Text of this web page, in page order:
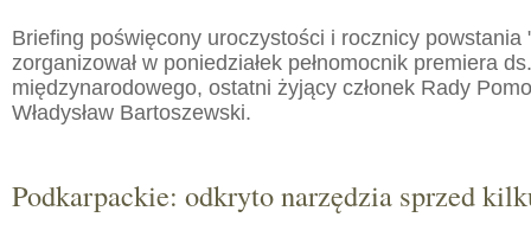
Briefing poświęcony uroczystości i rocznicy powstania
zorganizował w poniedziałek pełnomocnik premiera
międzynarodowego, ostatni żyjący członek Rady
Władysław Bartoszewski.
Podkarpackie: odkryto narzędzia sprzed